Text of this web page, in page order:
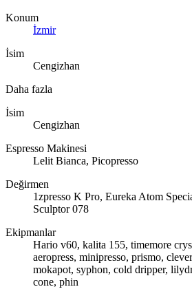
Konum
İzmir
İsim
Cengizhan
Daha fazla
İsim
Cengizhan
Espresso Makinesi
Lelit Bianca, Picopresso
Değirmen
1zpresso K Pro, Eureka Atom
Sculptor 078
Ekipmanlar
Hario v60, kalita 155, timemore
aeropress, minipresso, prismo,
mokapot, syphon, cold dripper,
cone, phin